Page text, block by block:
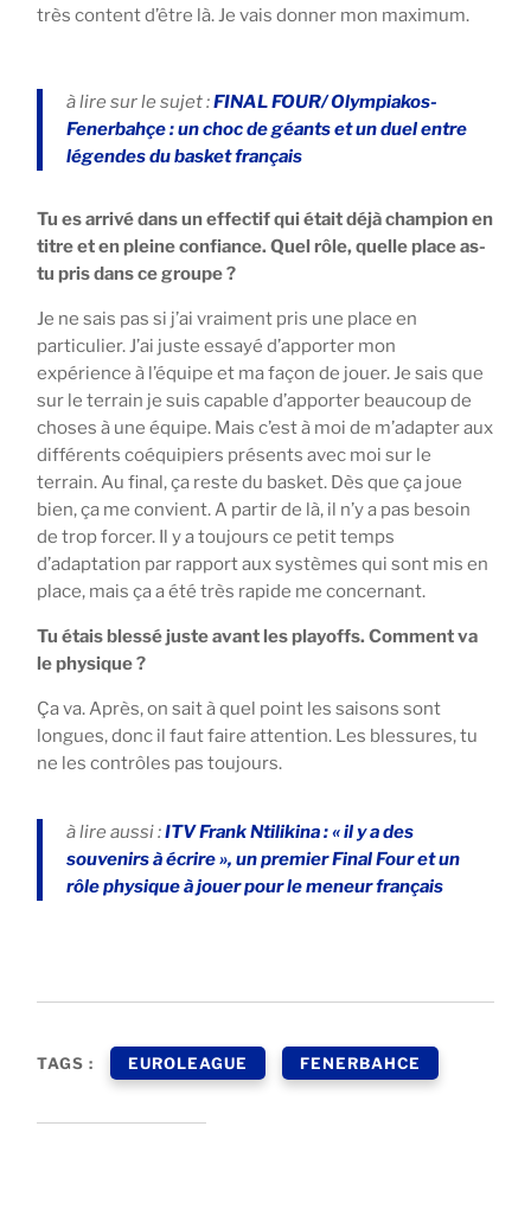
très content d’être là. Je vais donner mon maximum.
à lire sur le sujet :FINAL FOUR/ Olympiakos-
Fenerbahçe : un choc de géants et un duel entre
légendes du basket français
Tu es arrivé dans un effectif qui était déjà champion en
titre et en pleine confiance. Quel rôle, quelle place as-
tu pris dans ce groupe ?
Je ne sais pas si j’ai vraiment pris une place en
particulier. J’ai juste essayé d’apporter mon
expérience à l’équipe et ma façon de jouer. Je sais que
sur le terrain je suis capable d’apporter beaucoup de
choses à une équipe. Mais c’est à moi de m’adapter aux
différents coéquipiers présents avec moi sur le
terrain. Au final, ça reste du basket. Dès que ça joue
bien, ça me convient. A partir de là, il n’y a pas besoin
de trop forcer. Il y a toujours ce petit temps
d’adaptation par rapport aux systèmes qui sont mis en
place, mais ça a été très rapide me concernant.
Tu étais blessé juste avant les playoffs. Comment va
le physique ?
Ça va. Après, on sait à quel point les saisons sont
longues, donc il faut faire attention. Les blessures, tu
ne les contrôles pas toujours.
à lire aussi :ITV Frank Ntilikina : « il y a des
souvenirs à écrire », un premier Final Four et un
rôle physique à jouer pour le meneur français
TAGS : EUROLEAGUE FENERBAHCE